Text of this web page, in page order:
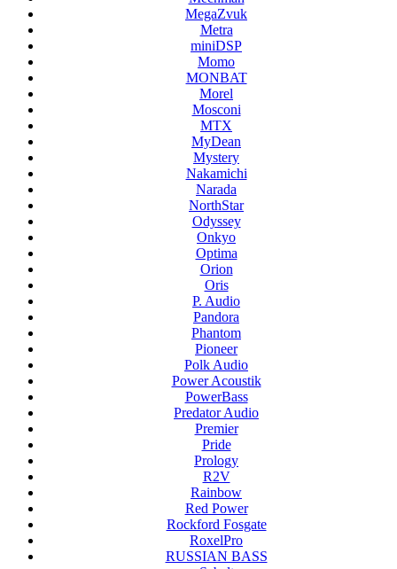
MegaZvuk
Metra
miniDSP
Momo
MONBAT
Morel
Mosconi
MTX
MyDean
Mystery
Nakamichi
Narada
NorthStar
Odyssey
Onkyo
Optima
Orion
Oris
P. Audio
Pandora
Phantom
Pioneer
Polk Audio
Power Acoustik
PowerBass
Predator Audio
Premier
Pride
Prology
R2V
Rainbow
Red Power
Rockford Fosgate
RoxelPro
RUSSIAN BASS